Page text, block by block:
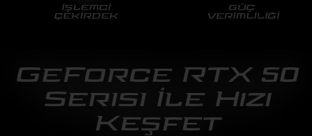
GeForce RTX 50
Serisi İle Hızı
Keşfet